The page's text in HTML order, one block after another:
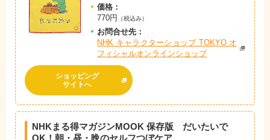
価格：
770円
（税込み）
お問合せ先：
NHK キャラクターショップ TOKYO オ
フィシャルオンラインショップ
ショッピング
サイトへ
NHKまる得マガジンMOOK 保存版 だいたいで